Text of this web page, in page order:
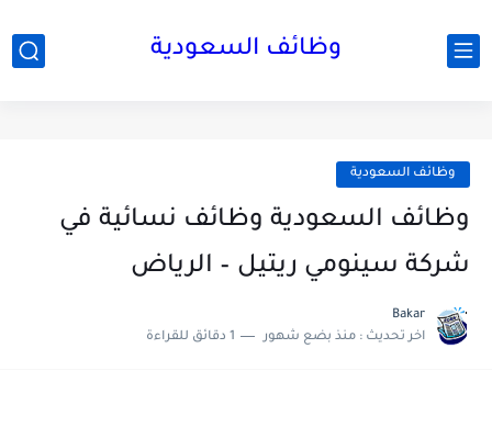
وظائف السعودية
وظائف السعودية
وظائف السعودية وظائف نسائية في
شركة سينومي ريتيل – الرياض
Bakar
اخر تحديث : منذ بضع شهور 1 دقائق للقراءة